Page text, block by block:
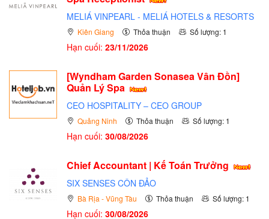
MELIÁ VINPEARL - MELIÁ HOTELS & RESORTS
Kiên Giang Thỏa thuận Số lượng: 1
Hạn cuối: 23/11/2026
[Wyndham Garden Sonasea Vân Đồn]
Quản Lý Spa
CEO HOSPITALITY – CEO GROUP
Quảng Ninh Thỏa thuận Số lượng: 1
Hạn cuối: 30/08/2026
Chief Accountant | Kế Toán Trưởng
SIX SENSES CÔN ĐẢO
Bà Rịa - Vũng Tàu Thỏa thuận Số lượng: 1
Hạn cuối: 30/08/2026